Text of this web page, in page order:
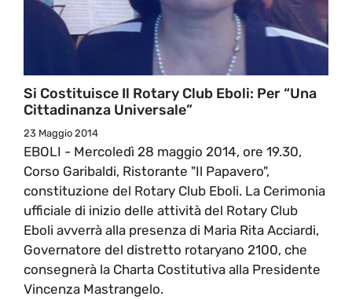
Si Costituisce Il Rotary Club Eboli: Per “Una
Cittadinanza Universale”
23 Maggio 2014
EBOLI - Mercoledì 28 maggio 2014, ore 19.30,
Corso Garibaldi, Ristorante "Il Papavero",
constituzione del Rotary Club Eboli. La Cerimonia
ufficiale di inizio delle attività del Rotary Club
Eboli avverrà alla presenza di Maria Rita Acciardi,
Governatore del distretto rotaryano 2100, che
consegnerà la Charta Costitutiva alla Presidente
Vincenza Mastrangelo.